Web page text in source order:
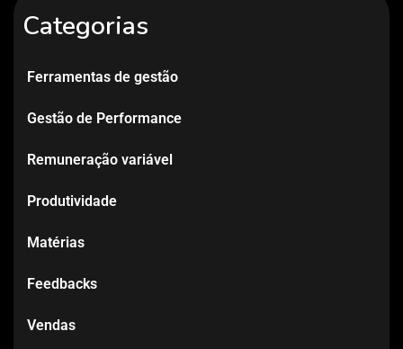
Categorias
Ferramentas de gestão
Gestão de Performance
Remuneração variável
Produtividade
Matérias
Feedbacks
Vendas